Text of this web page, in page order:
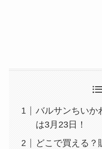
バルサンちいか
は3月23日！
どこで買える？